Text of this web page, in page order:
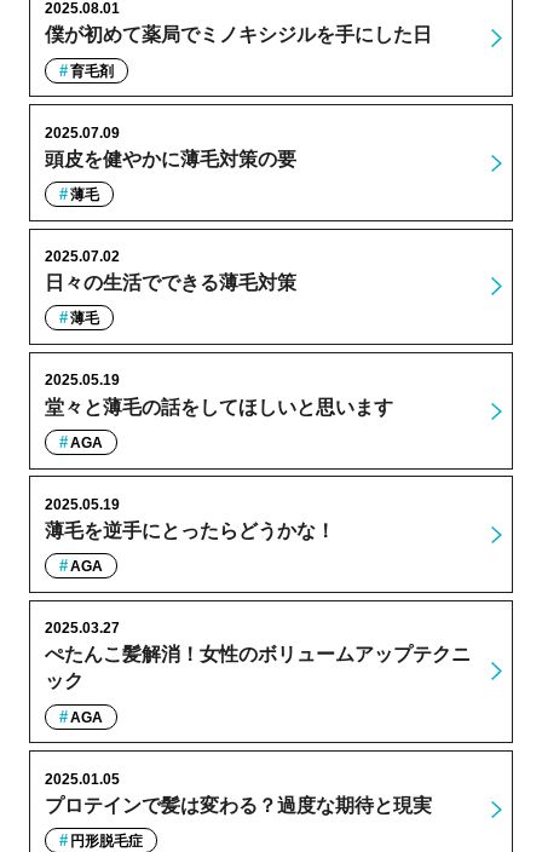
僕が初めて薬局でミノキシジルを手にした日
2025.08.01
育毛剤
頭皮を健やかに薄毛対策の要
2025.07.09
薄毛
日々の生活でできる薄毛対策
2025.07.02
薄毛
堂々と薄毛の話をしてほしいと思います
2025.05.19
AGA
薄毛を逆手にとったらどうかな！
2025.05.19
AGA
ぺたんこ髪解消！女性のボリュームアップテクニ
ック
2025.03.27
AGA
プロテインで髪は変わる？過度な期待と現実
2025.01.05
円形脱毛症